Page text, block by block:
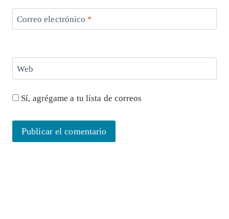
Correo electrónico *
Web
Sí, agrégame a tu lista de correos